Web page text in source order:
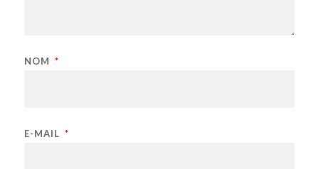
NOM *
E-MAIL *